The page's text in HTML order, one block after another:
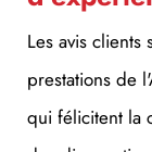
Les avis clients
prestations de
qui félicitent la
des diagnostics